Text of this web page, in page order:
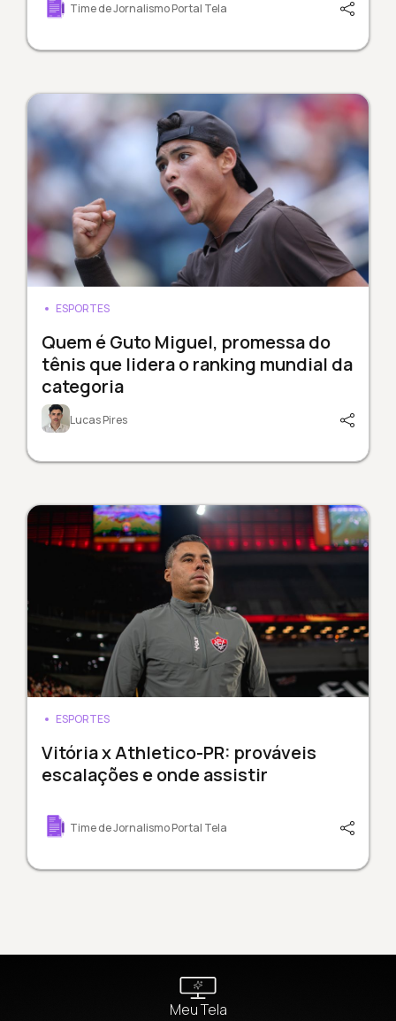
Time de Jornalismo Portal Tela
ESPORTES
Quem é Guto Miguel, promessa do
tênis que lidera o ranking mundial da
categoria
Lucas Pires
ESPORTES
Vitória x Athletico-PR: prováveis
escalações e onde assistir
Time de Jornalismo Portal Tela
Meu Tela